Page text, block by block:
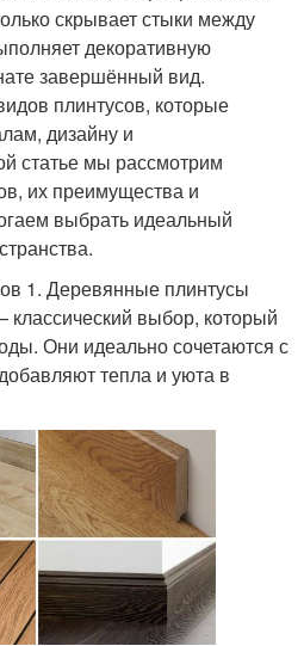
скрывает стыки между
декоративную
завершённый вид.
плинтусов, которые
дизайну и
статье мы рассмотрим
их преимущества и
выбрать идеальный
1. Деревянные плинтусы
выбор, который
Они идеально сочетаются с
тепла и уюта в